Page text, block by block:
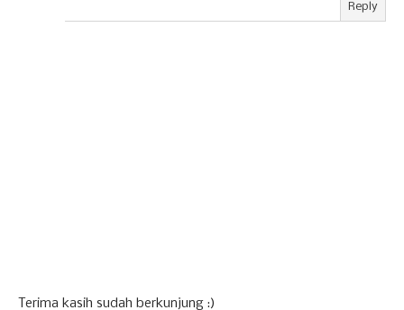
Reply
Terima kasih sudah berkunjung :)